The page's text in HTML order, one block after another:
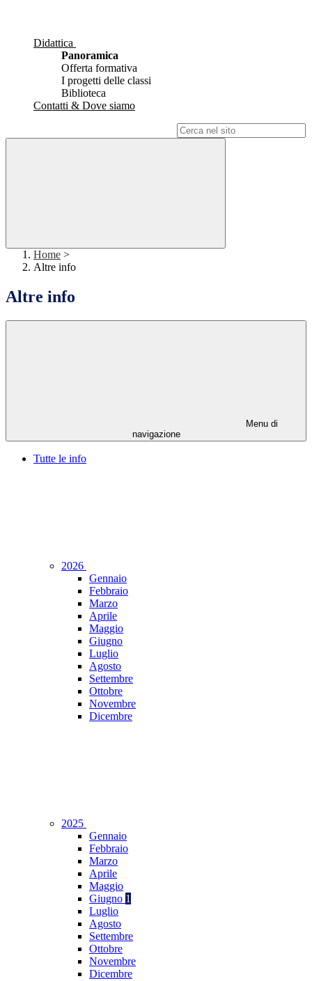
Didattica
Panoramica
Offerta formativa
I progetti delle classi
Biblioteca
Contatti & Dove siamo
Home >
Altre info
Altre info
Menu di
navigazione
Tutte le info
2026
Gennaio
Febbraio
Marzo
Aprile
Maggio
Giugno
Luglio
Agosto
Settembre
Ottobre
Novembre
Dicembre
2025
Gennaio
Febbraio
Marzo
Aprile
Maggio
Giugno 1
Luglio
Agosto
Settembre
Ottobre
Novembre
Dicembre